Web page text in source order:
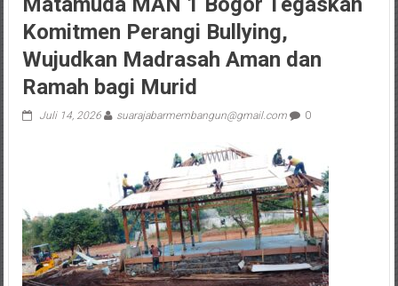
Komitmen Perangi Bullying,
Wujudkan Madrasah Aman dan
Ramah bagi Murid
Juli 14, 2026 suarajabarmembangun@gmail.com